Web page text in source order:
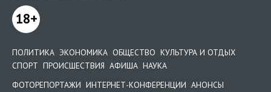
18+
ПОЛИТИКА ЭКОНОМИКА ОБЩЕСТВО КУЛЬТУРА И ОТДЫХ
СПОРТ ПРОИСШЕСТВИЯ АФИША НАУКА
ФОТОРЕПОРТАЖИ ИНТЕРНЕТ-КОНФЕРЕНЦИИ АНОНСЫ